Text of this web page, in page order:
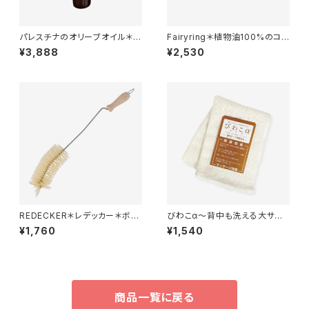
パレスチナのオリーブオイル＊フ
ェアトレード＊無農薬＊パレスチ
ナ支援＊500CC
¥3,888
Fairyring＊植物油100%のコン
デショニングバー＊無添加＊コー
ルドプロセス製法でじっくり手作
¥2,530
REDECKER＊レデッカー＊ボト
ルブラシ＊哺乳瓶などにも＊
¥1,760
びわこα～背中も洗える大サイ
ズ！～
¥1,540
商品一覧に戻る